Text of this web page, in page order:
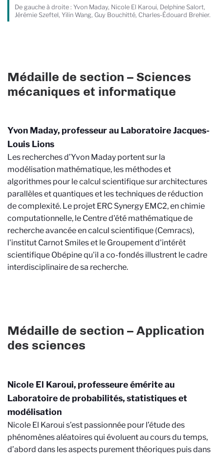
De gauche à droite : Yvon Maday, Nicole El Karoui, Delphine Salort,
Jérémie Szeftel, Yilin Wang, Guy Bouchitté, Charles-Édouard Brehier.
Médaille de section – Sciences
mécaniques et informatique
Yvon Maday, professeur au Laboratoire Jacques-
Louis Lions
Les recherches d’Yvon Maday portent sur la
modélisation mathématique, les méthodes et
algorithmes pour le calcul scientifique sur architectures
parallèles et quantiques et les techniques de réduction
de complexité. Le projet ERC Synergy EMC2, en chimie
computationnelle, le Centre d'été mathématique de
recherche avancée en calcul scientifique (Cemracs),
l'institut Carnot Smiles et le Groupement d'intérêt
scientifique Obépine qu'il a co-fondés illustrent le cadre
interdisciplinaire de sa recherche.
Médaille de section – Application
des sciences
Nicole El Karoui, professeure émérite au
Laboratoire de probabilités, statistiques et
modélisation
Nicole El Karoui s’est passionnée pour l’étude des
phénomènes aléatoires qui évoluent au cours du temps,
d’abord dans les aspects purement théoriques puis dans